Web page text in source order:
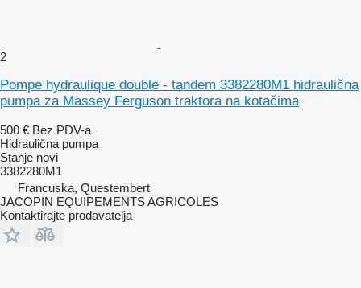
2
Pompe hydraulique double - tandem 3382280M1 hidraulična
pumpa za Massey Ferguson traktora na kotačima
500 € Bez PDV-a
Hidraulična pumpa
Stanje novi
3382280M1
Francuska, Questembert
JACOPIN EQUIPEMENTS AGRICOLES
Kontaktirajte prodavatelja